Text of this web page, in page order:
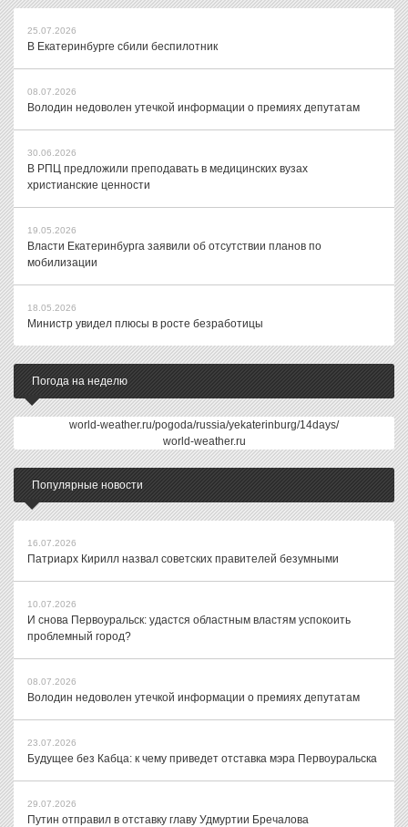
25.07.2026
В Екатеринбурге сбили беспилотник
08.07.2026
Володин недоволен утечкой информации о премиях депутатам
30.06.2026
В РПЦ предложили преподавать в медицинских вузах
христианские ценности
19.05.2026
Власти Екатеринбурга заявили об отсутствии планов по
мобилизации
18.05.2026
Министр увидел плюсы в росте безработицы
Погода на неделю
world-weather.ru/pogoda/russia/yekaterinburg/14days/
world-weather.ru
Популярные новости
16.07.2026
Патриарх Кирилл назвал советских правителей безумными
10.07.2026
И снова Первоуральск: удастся областным властям успокоить
проблемный город?
08.07.2026
Володин недоволен утечкой информации о премиях депутатам
23.07.2026
Будущее без Кабца: к чему приведет отставка мэра Первоуральска
29.07.2026
Путин отправил в отставку главу Удмуртии Бречалова